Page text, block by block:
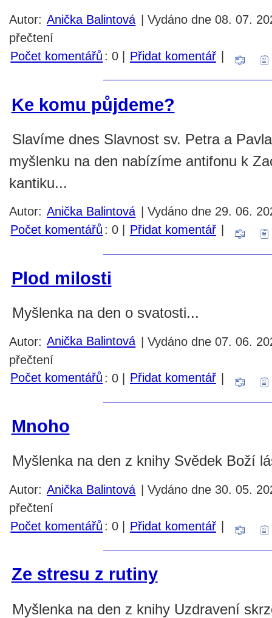
Autor: Anička Balintová | Vydáno dne 08. 07.
přečtení
Počet komentářů : 0 | Přidat komentář |
Ke komu půjdeme?
Slavíme dnes Slavnost sv. Petra a
myšlenku na den nabízíme antifonu k
kantiku...
Autor: Anička Balintová | Vydáno dne 29. 06.
Počet komentářů : 0 | Přidat komentář |
Plod milosti
Myšlenka na den o svatosti...
Autor: Anička Balintová | Vydáno dne 07. 06.
přečtení
Počet komentářů : 0 | Přidat komentář |
Mnoho
Myšlenka na den z knihy Svědek Boží
Autor: Anička Balintová | Vydáno dne 30. 05.
přečtení
Počet komentářů : 0 | Přidat komentář |
Ze stresu z rutiny
Myšlenka na den z knihy Uzdravení